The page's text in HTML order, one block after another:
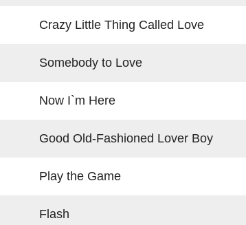
Crazy Little Thing Called Love
Somebody to Love
Now I`m Here
Good Old-Fashioned Lover Boy
Play the Game
Flash